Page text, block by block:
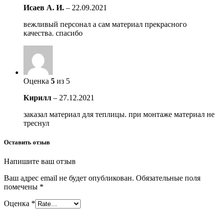
Исаев А. И. – 22.09.2021
вежливый персонал а сам материал прекрасного
качества. спасибо
Оценка 5 из 5
Кирилл – 27.12.2021
заказал материал для теплицы. при монтаже материал не
треснул
Оставить отзыв
Напишите ваш отзыв
Ваш адрес email не будет опубликован. Обязательные поля
помечены *
Оценка *